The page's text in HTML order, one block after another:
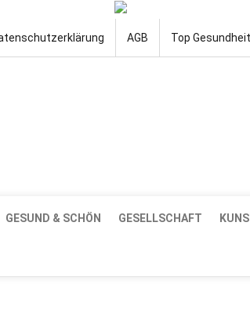
AGB Top
GESUND & SCHÖN GESELLSCHAFT